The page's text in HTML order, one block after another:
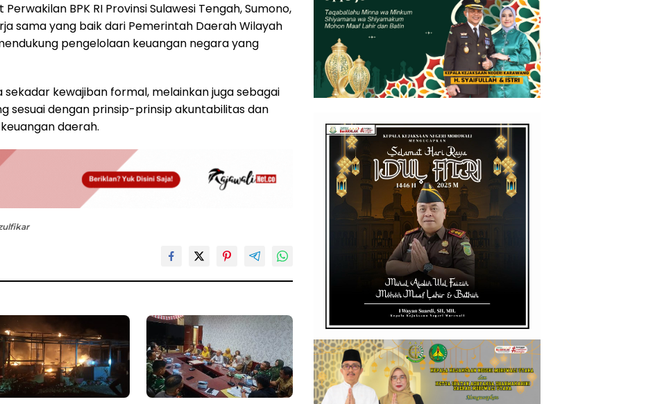
BPK RI Provinsi Sulawesi Tengah, Sumono,
sama yang baik dari Pemerintah Daerah Wilayah
pengelolaan keuangan negara yang
sekadar kewajiban formal, melainkan juga sebagai
sesuai dengan prinsip-prinsip akuntabilitas dan
daerah.